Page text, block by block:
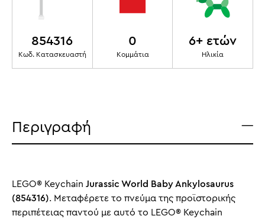
854316
Κωδ. Κατασκευαστή
0
Κομμάτια
6+ ετών
Ηλικία
Περιγραφή
LEGO® Keychain Jurassic World Baby Ankylosaurus
(854316). Μεταφέρετε το πνεύμα της προϊστορικής
περιπέτειας παντού με αυτό το LEGO® Keychain